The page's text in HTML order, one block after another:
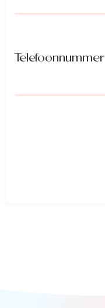
Telefoonnummer